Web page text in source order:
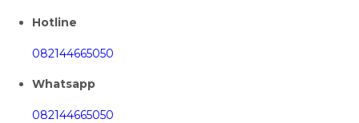
Hotline
082144665050
Whatsapp
082144665050